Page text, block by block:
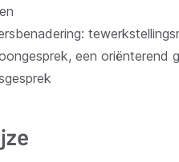
een oriënterend